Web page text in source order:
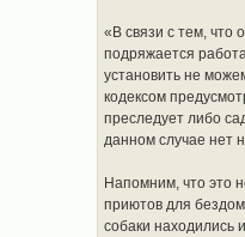
«В связи с тем, что
подряжается
установить не
кодексом
преследует либо
данном случае нет
Напомним, что это
приютов для
собаки находились